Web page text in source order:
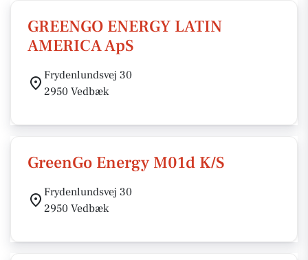
GREENGO ENERGY LATIN
AMERICA ApS
Frydenlundsvej 30
2950 Vedbæk
GreenGo Energy M01d K/S
Frydenlundsvej 30
2950 Vedbæk